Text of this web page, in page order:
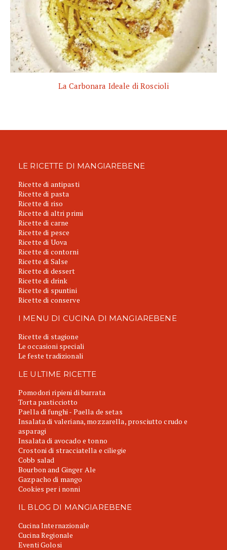
La Carbonara Ideale di Roscioli
LE RICETTE DI MANGIAREBENE
Ricette di antipasti
Ricette di pasta
Ricette di riso
Ricette di altri primi
Ricette di carne
Ricette di pesce
Ricette di Uova
Ricette di contorni
Ricette di Salse
Ricette di dessert
Ricette di drink
Ricette di spuntini
Ricette di conserve
I MENU DI CUCINA DI MANGIAREBENE
Ricette di stagione
Le occasioni speciali
Le feste tradizionali
LE ULTIME RICETTE
Pomodori ripieni di burrata
Torta pasticciotto
Paella di funghi - Paella de setas
Insalata di valeriana, mozzarella, prosciutto crudo e
asparagi
Insalata di avocado e tonno
Crostoni di stracciatella e ciliegie
Cobb salad
Bourbon and Ginger Ale
Gazpacho di mango
Cookies per i nonni
IL BLOG DI MANGIAREBENE
Cucina Internazionale
Cucina Regionale
Eventi Golosi